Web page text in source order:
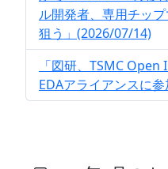
ル開発者、専用チッ
狙う」(2026/07/14)
「図研、TSMC
EDAアライアンスに